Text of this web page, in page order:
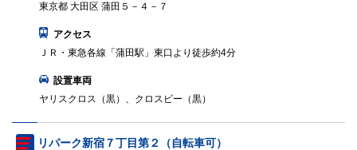
東京都 大田区 蒲田５－４－７
アクセス
ＪＲ・東急各線「蒲田駅」東口より徒歩約4分
設置車両
ヤリスクロス（黒）、クロスビー（黒）
リパーク新宿７丁目第２（自転車可）